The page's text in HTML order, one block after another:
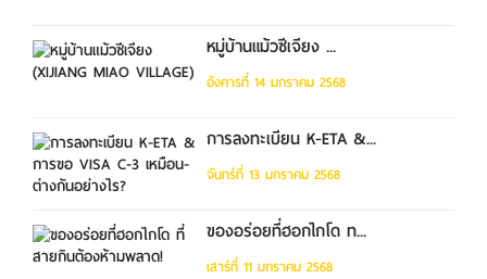
หมู่บ้านแม้วซีเจียง ...
อังคารที่ 14 มกราคม 2568
การลงทะเบียน K-ETA &...
จันทร์ที่ 13 มกราคม 2568
ของอร่อยที่ฮอกไกโด ท...
เสาร์ที่ 11 มกราคม 2568